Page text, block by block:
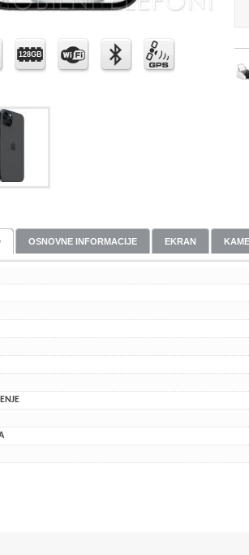
128GB
OSNOVNE INFORMACIJE EKRAN